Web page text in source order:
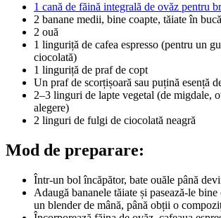
1 cană de făină integrală de ovăz pentru
2 banane medii, bine coapte, tăiate în
2 ouă
1 linguriță de cafea espresso (pentru un
ciocolată)
1 linguriță de praf de copt
Un praf de scorțișoară sau puțină esență
2–3 linguri de lapte vegetal (de migdale,
alegere)
2 linguri de fulgi de ciocolată neagră
Mod de preparare:
Într-un bol încăpător, bate ouăle până
Adaugă bananele tăiate și pasează-le
un blender de mână, până obții o